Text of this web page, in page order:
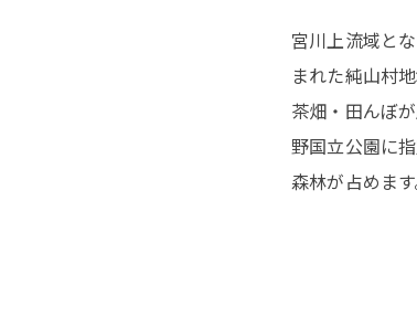
宮川上流域と
まれた純山村
茶畑・田んぼ
野国立公園に
森林が占めます